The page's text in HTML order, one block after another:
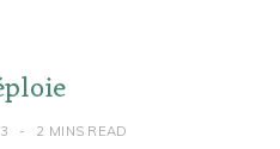
2 MINS READ